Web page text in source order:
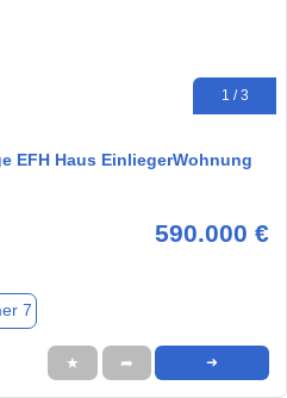
1 / 3
EFH Haus EinliegerWohnung
590.000 €
7
★ ➦ ➜